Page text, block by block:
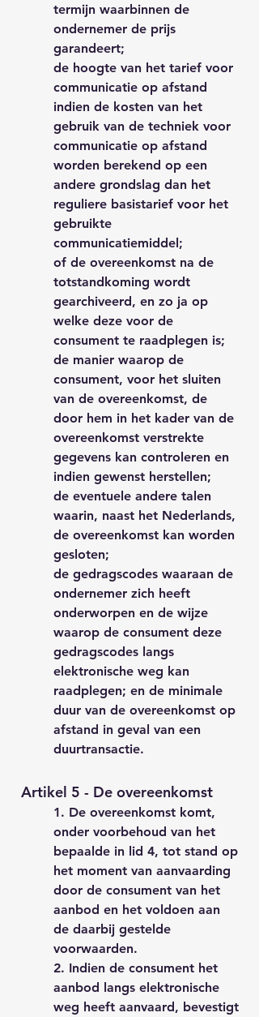
termijn waarbinnen de
ondernemer de prijs
garandeert;
de hoogte van het tarief voor
communicatie op afstand
indien de kosten van het
gebruik van de techniek voor
communicatie op afstand
worden berekend op een
andere grondslag dan het
reguliere basistarief voor het
gebruikte
communicatiemiddel;
of de overeenkomst na de
totstandkoming wordt
gearchiveerd, en zo ja op
welke deze voor de
consument te raadplegen is;
de manier waarop de
consument, voor het sluiten
van de overeenkomst, de
door hem in het kader van de
overeenkomst verstrekte
gegevens kan controleren en
indien gewenst herstellen;
de eventuele andere talen
waarin, naast het Nederlands,
de overeenkomst kan worden
gesloten;
de gedragscodes waaraan de
ondernemer zich heeft
onderworpen en de wijze
waarop de consument deze
gedragscodes langs
elektronische weg kan
raadplegen; en de minimale
duur van de overeenkomst op
afstand in geval van een
duurtransactie.
Artikel 5 - De overeenkomst
1. De overeenkomst komt,
onder voorbehoud van het
bepaalde in lid 4, tot stand op
het moment van aanvaarding
door de consument van het
aanbod en het voldoen aan
de daarbij gestelde
voorwaarden.
2. Indien de consument het
aanbod langs elektronische
weg heeft aanvaard, bevestigt